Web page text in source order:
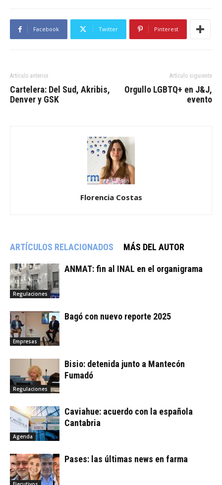
Facebook Twitter Pinterest
Artículo anterior
Cartelera: Del Sud, Akribis,
Denver y GSK
Artículo siguiente
Orgullo LGBTQ+ en J&J,
evento
Florencia Costas
ARTÍCULOS RELACIONADOS MÁS DEL AUTOR
Regulaciones
ANMAT: fin al INAL en el organigrama
Empresas
Bagó con nuevo reporte 2025
Regulaciones
Bisio: detenida junto a Mantecón
Fumadó
Agenda
Caviahue: acuerdo con la española
Cantabria
Pases: las últimas news en farma